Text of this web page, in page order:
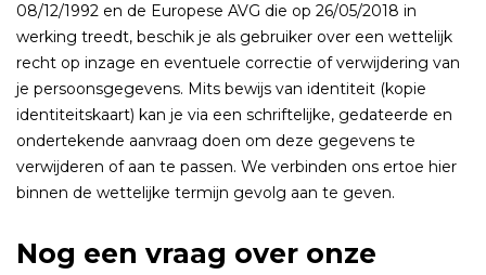
08/12/1992 en de Europese AVG die op 26/05/2018 in
werking treedt, beschik je als gebruiker over een wettelijk
recht op inzage en eventuele correctie of verwijdering van
je persoonsgegevens. Mits bewijs van identiteit (kopie
identiteitskaart) kan je via een schriftelijke, gedateerde en
ondertekende aanvraag doen om deze gegevens te
verwijderen of aan te passen. We verbinden ons ertoe hier
binnen de wettelijke termijn gevolg aan te geven.
Nog een vraag over onze